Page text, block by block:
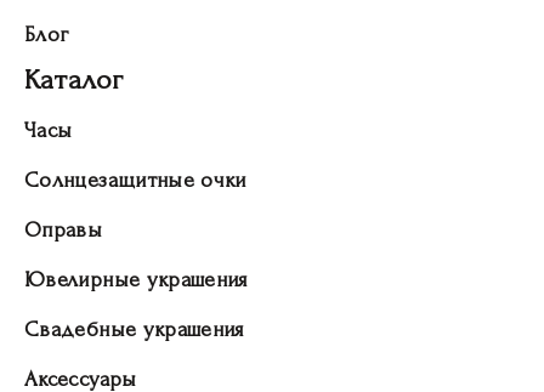
Блог
Каталог
Часы
Солнцезащитные очки
Оправы
Ювелирные украшения
Свадебные украшения
Аксессуары